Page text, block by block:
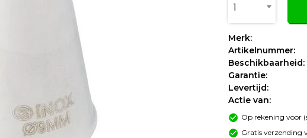
1
Merk:
Artikelnummer:
Beschikbaarheid:
Garantie:
Levertijd:
Actie van:
Op rekening voor
Gratis verzending